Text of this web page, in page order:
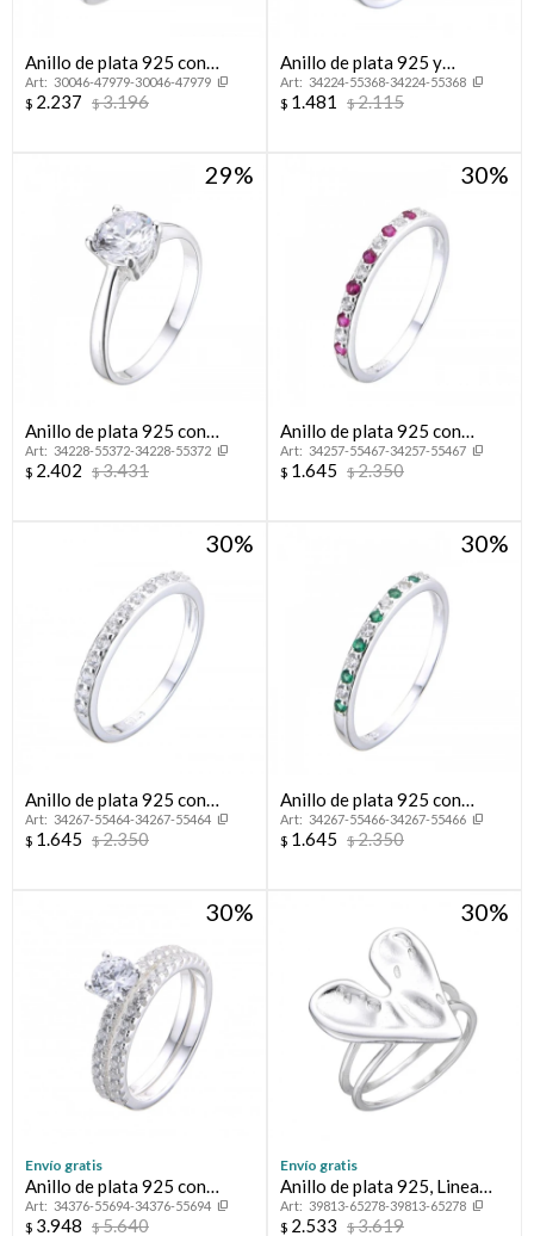
Anillo de plata 925 con
circonias, COLIBRI.
30046-47979-30046-47979
$ 2.237 $3.196
Anillo de plata 925 y
esmalte, MARIQUITA.
34224-55368-34224-55368
$ 1.481 $2.115
29
Anillo de plata 925 con
circonia, SOLITARIO.
34228-55372-34228-55372
$ 2.402 $3.431
30
Anillo de plata 925 con
circonias, MEDIO SIN FIN.
34257-55467-34257-55467
$ 1.645 $2.350
30
Anillo de plata 925 con
circonias, MEDIO SIN FiN.
34267-55464-34267-55464
$ 1.645 $2.350
30
Anillo de plata 925 con
circonias, MEDIO SIN FIN.
34267-55466-34267-55466
$ 1.645 $2.350
30
Envío gratis
Anillo de plata 925 con
circonias, PROMESA.
34376-55694-34376-55694
$ 3.948 $5.640
30
Envío gratis
Anillo de plata 925, Linea
FLORESSER.
39813-65278-39813-65278
$ 2.533 $3.619